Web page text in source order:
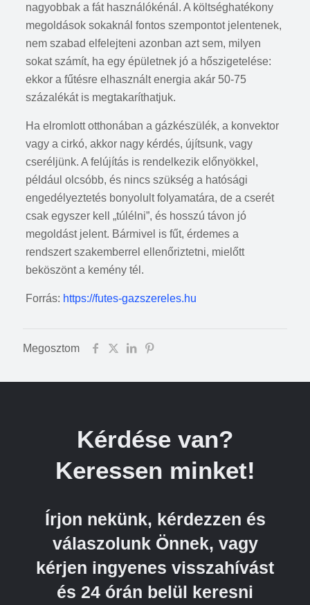
nagyobbak a fát használókénál. A költséghatékony
megoldások sokaknál fontos szempontot jelentenek,
nem szabad elfelejteni azonban azt sem, milyen
sokat számít, ha egy épületnek jó a hőszigetelése:
ekkor a fűtésre elhasznált energia akár 50-75
százalékát is megtakaríthatjuk.
Ha elromlott otthonában a gázkészülék, a konvektor
vagy a cirkó, akkor nagy kérdés, újítsunk, vagy
cseréljünk. A felújítás is rendelkezik előnyökkel,
például olcsóbb, és nincs szükség a hatósági
engedélyeztetés bonyolult folyamatára, de a cserét
csak egyszer kell „túlélni”, és hosszú távon jó
megoldást jelent. Bármivel is fűt, érdemes a
rendszert szakemberrel ellenőriztetni, mielőtt
beköszönt a kemény tél.
Forrás: https://futes-gazszereles.hu
Megosztom
Kérdése van?
Keressen minket!
Írjon nekünk, kérdezzen és
válaszolunk Önnek, vagy
kérjen ingyenes visszahívást
és 24 órán belül keresni